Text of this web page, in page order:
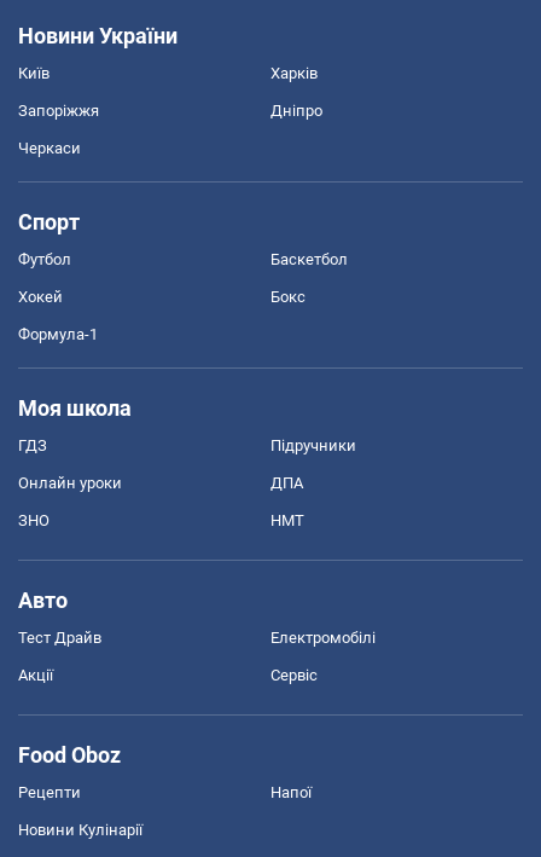
Новини України
Київ Харків
Запоріжжя Дніпро
Черкаси
Спорт
Футбол Баскетбол
Хокей Бокс
Формула-1
Моя школа
ГДЗ Підручники
Онлайн уроки ДПА
ЗНО НМТ
Авто
Тест Драйв Електромобілі
Акції Сервіс
Food Oboz
Рецепти Напої
Новини Кулінарії